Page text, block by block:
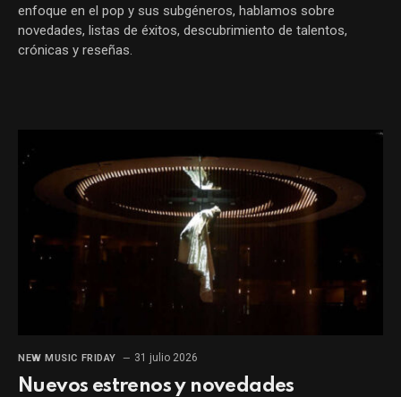
enfoque en el pop y sus subgéneros, hablamos sobre
novedades, listas de éxitos, descubrimiento de talentos,
crónicas y reseñas.
NEW MUSIC FRIDAY 31 julio 2026
Nuevos estrenos y novedades